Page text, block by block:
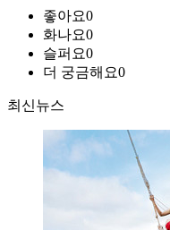
좋아요0
화나요0
슬퍼요0
더 궁금해요0
최신뉴스